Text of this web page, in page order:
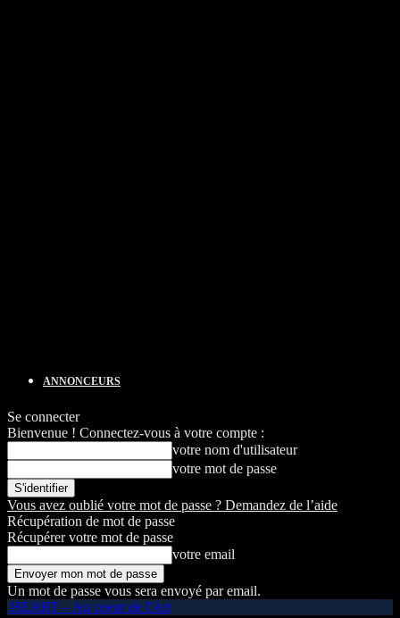
ANNONCEURS
Se connecter
Bienvenue ! Connectez-vous à votre compte :
votre nom d'utilisateur
votre mot de passe
Vous avez oublié votre mot de passe ? Demandez de l’aide
Récupération de mot de passe
Récupérer votre mot de passe
votre email
Un mot de passe vous sera envoyé par email.
HEART – Au coeur de l'Art